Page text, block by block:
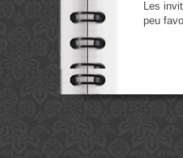
Les
peu